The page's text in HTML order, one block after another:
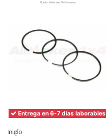
Entrega en 6-7 días laborables
Inicio